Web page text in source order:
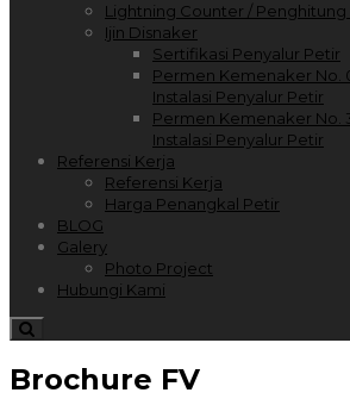
Lightning Counter / Penghitung
Ijin Disnaker
Sertifikasi Penyalur Petir
Permen Kemenaker No.
Instalasi Penyalur Petir
Permen Kemenaker No.
Instalasi Penyalur Petir
Referensi Kerja
Referensi Kerja
Harga Penangkal Petir
BLOG
Galery
Photo Project
Hubungi Kami
Brochure FV